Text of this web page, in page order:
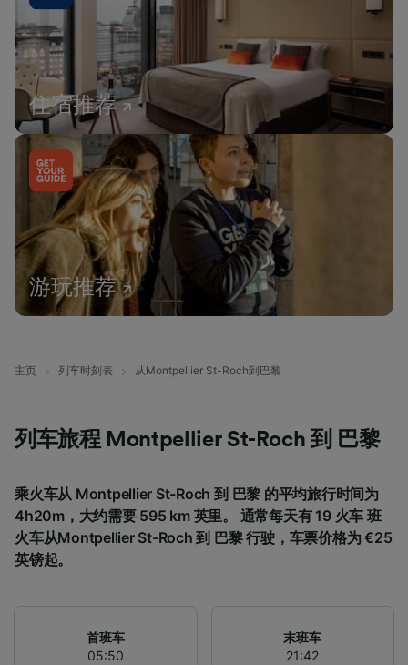
住宿推荐
游玩推荐
主页 列车时刻表 从Montpellier St-Roch到巴黎
列车旅程 Montpellier St-Roch 到 巴黎
乘火车从 Montpellier St-Roch 到 巴黎 的平均旅行时间为
4h20m，大约需要 595 km 英里。 通常每天有 19 火车 班
火车从Montpellier St-Roch 到 巴黎 行驶，车票价格为 €25
英镑起。
首班车
05:50
末班车
21:42